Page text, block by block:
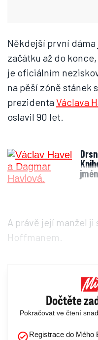
Někdejší první
začátku až do
je oficiálním
na pěší zóně stánek
prezidentaVáclava
oslavil 90 let.
A právě její manžel ji
Hoffmanem.
Dočtěte
Pokračovat ve čtení
Registrace do Mého